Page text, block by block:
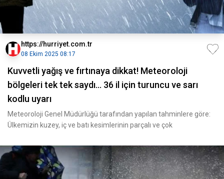
https://hurriyet.com.tr
08 Ekim 2025 08:17
Kuvvetli yağış ve fırtınaya dikkat! Meteoroloji
bölgeleri tek tek saydı... 36 il için turuncu ve sarı
kodlu uyarı
Meteoroloji Genel Müdürlüğü tarafından yapılan tahminlere göre:
Ülkemizin kuzey, iç ve batı kesimlerinin parçalı ve çok